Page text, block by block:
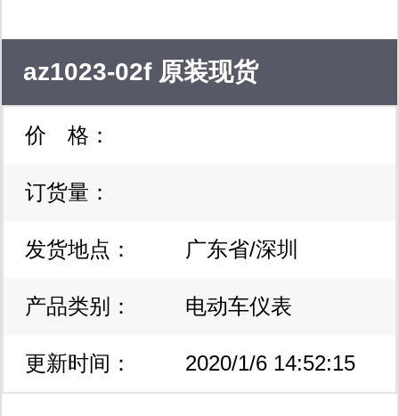
az1023-02f 原装现货
价 格：
订货量：
发货地点： 广东省/深圳
产品类别： 电动车仪表
更新时间： 2020/1/6 14:52:15